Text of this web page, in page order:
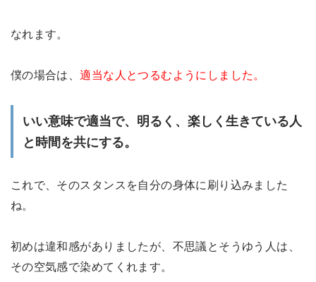
なれます。
僕の場合は、適当な人とつるむようにしました。
いい意味で適当で、明るく、楽しく生きている人
と時間を共にする。
これで、そのスタンスを自分の身体に刷り込みました
ね。
初めは違和感がありましたが、不思議とそうゆう人は、
その空気感で染めてくれます。